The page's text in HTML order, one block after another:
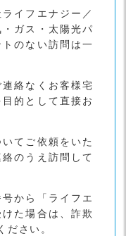
イフエナジー／
ガス・太陽光パ
のない訪問は一
絡なくお客様宅
的として直接お
てご依頼をいた
のうえ訪問して
から「ライフエ
た場合は、詐欺
ださい。